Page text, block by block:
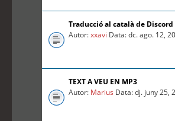
Traducció al català de Discord
Autor:xxavi Data: dc. ago. 12,
TEXT A VEU EN MP3
Autor: Marius Data: dj. juny 25,